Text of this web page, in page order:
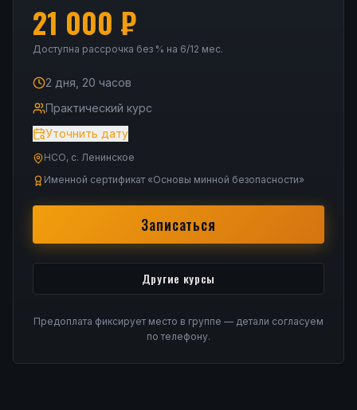
21 000 ₽
Доступна рассрочка без % на 6/12 мес.
2 дня, 20 часов
Практический курс
Уточнить дату
НСО, с. Ленинское
Именной сертификат «Основы минной безопасности»
Записаться
Другие курсы
Предоплата фиксирует место в группе — детали согласуем
по телефону.